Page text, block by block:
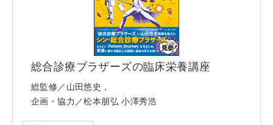
総合診療ブラザーズの臨床栄養講座
総監修／山田悠史，
企画・協力／松本朋弘 小澤秀浩